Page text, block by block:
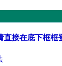
直接在底下框